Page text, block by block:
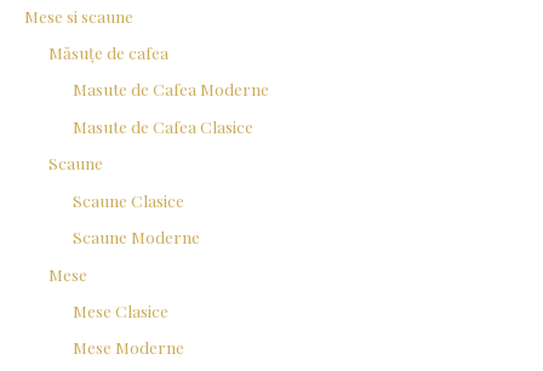
Mese si scaune
Măsuțe de cafea
Masute de Cafea Moderne
Masute de Cafea Clasice
Scaune
Scaune Clasice
Scaune Moderne
Mese
Mese Clasice
Mese Moderne